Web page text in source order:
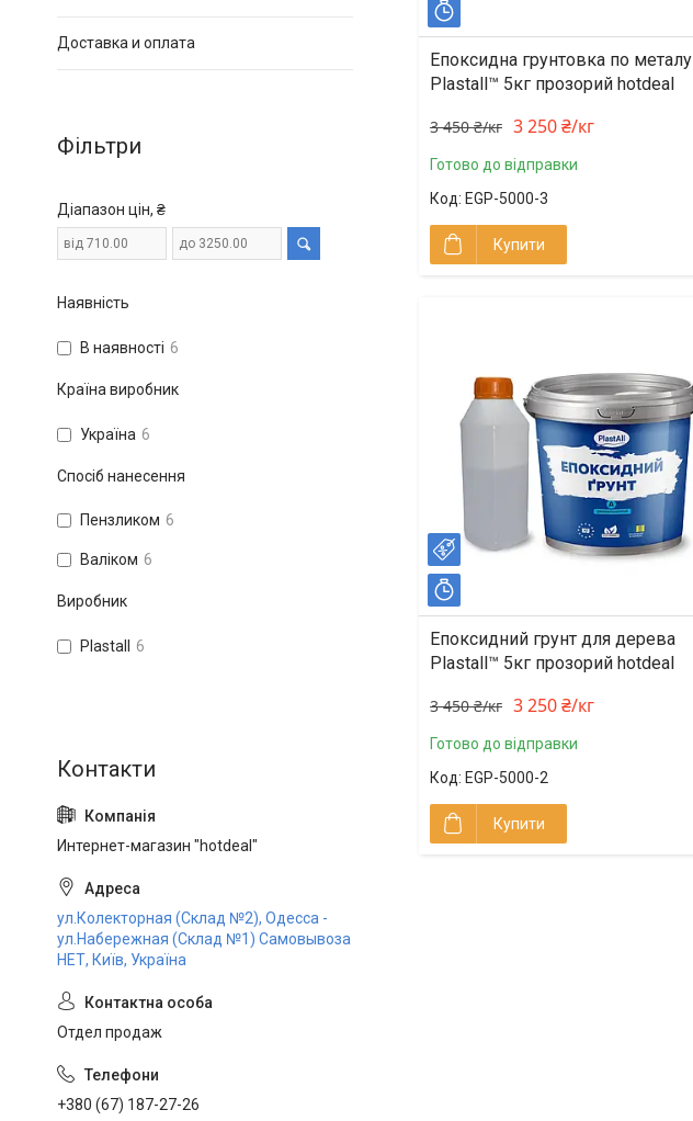
Епоксидна грунтовка по металу
Plastall™ 5кг прозорий hotdeal
3 450 ₴/кг 3 250 ₴/кг
Готово до відправки
EGP-5000-3
Купити
–6%
Епоксидний грунт для дерева
Plastall™ 5кг прозорий hotdeal
3 450 ₴/кг 3 250 ₴/кг
Готово до відправки
EGP-5000-2
Купити
Доставка и оплата
Фільтри
Діапазон цін, ₴
Наявність
В наявності 6
Країна виробник
Україна 6
Спосіб нанесення
Пензликом 6
Валіком 6
Виробник
Plastall 6
Интернет-магазин "hotdeal"
ул.Колекторная (Склад №2), Одесса -
ул.Набережная (Склад №1) Самовывоза
НЕТ, Київ, Україна
Отдел продаж
+380 (67) 187-27-26